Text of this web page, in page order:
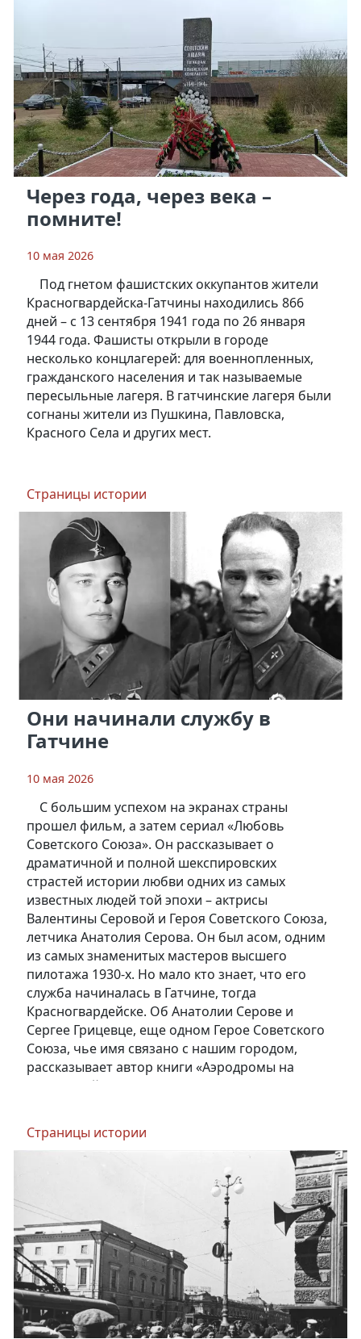
Через года, через века –
помните!
10 мая 2026
Под гнетом фашистских оккупантов жители
Красногвардейска-Гатчины находились 866
дней – с 13 сентября 1941 года по 26 января
1944 года. Фашисты открыли в городе
несколько концлагерей: для военнопленных,
гражданского населения и так называемые
пересыльные лагеря. В гатчинские лагеря были
согнаны жители из Пушкина, Павловска,
Красного Села и других мест.
Страницы истории
Они начинали службу в
Гатчине
10 мая 2026
С большим успехом на экранах страны
прошел фильм, а затем сериал «Любовь
Советского Союза». Он рассказывает о
драматичной и полной шекспировских
страстей истории любви одних из самых
известных людей той эпохи – актрисы
Валентины Серовой и Героя Советского Союза,
летчика Анатолия Серова. Он был асом, одним
из самых знаменитых мастеров высшего
пилотажа 1930-х. Но мало кто знает, что его
служба начиналась в Гатчине, тогда
Красногвардейске. Об Анатолии Серове и
Сергее Грицевце, еще одном Герое Советского
Союза, чье имя связано с нашим городом,
рассказывает автор книги «Аэродромы на
Гатчинской земле» Владимир Долгов.
Страницы истории